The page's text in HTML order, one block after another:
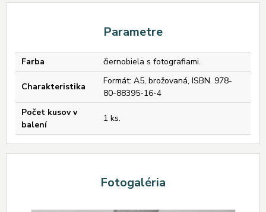
Parametre
Farba čiernobiela s fotografiami.
Charakteristika
Formát: A5, brožovaná, ISBN. 978-
80-88395-16-4
Počet kusov v
balení
1 ks.
Fotogaléria